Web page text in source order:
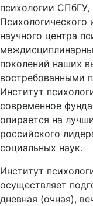
психологии
Психологического
научного центра
поколений наших
востребованными
Институт
современное
опирается на
российского
социальных наук.
Институт
осуществляет
дневная (очная),